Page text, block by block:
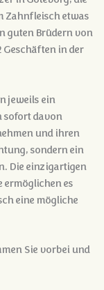
AR
ZH
Zahnfleisch etwas
guten Brüdern von
in der
jeweils ein
sofort davon
und ihren
sondern ein
Die einzigartigen
es
eine mögliche
Sie vorbei und